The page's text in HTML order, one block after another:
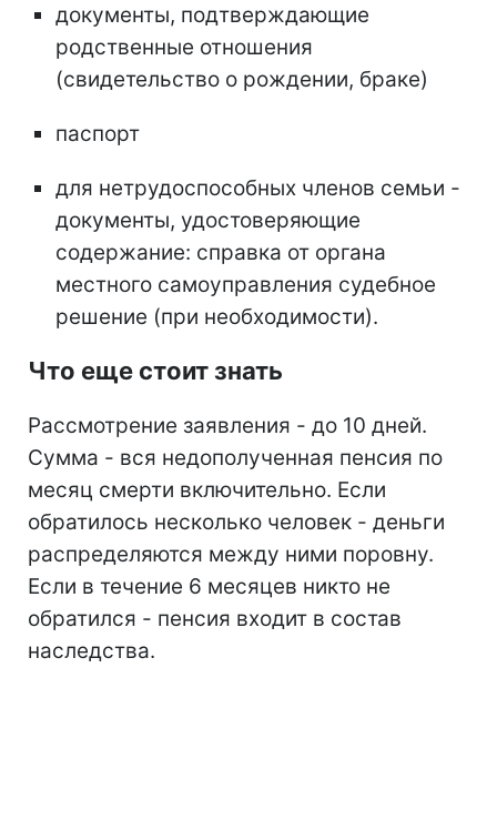
документы, подтверждающие
родственные отношения
(свидетельство о рождении, браке)
паспорт
для нетрудоспособных членов семьи -
документы, удостоверяющие
содержание: справка от органа
местного самоуправления судебное
решение (при необходимости).
Что еще стоит знать
Рассмотрение заявления - до 10 дней.
Сумма - вся недополученная пенсия по
месяц смерти включительно. Если
обратилось несколько человек - деньги
распределяются между ними поровну.
Если в течение 6 месяцев никто не
обратился - пенсия входит в состав
наследства.